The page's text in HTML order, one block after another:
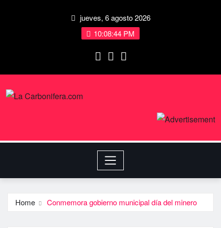
jueves, 6 agosto 2026
10:08:45 PM
Home Conmemora gobierno municipal dí­a del minero